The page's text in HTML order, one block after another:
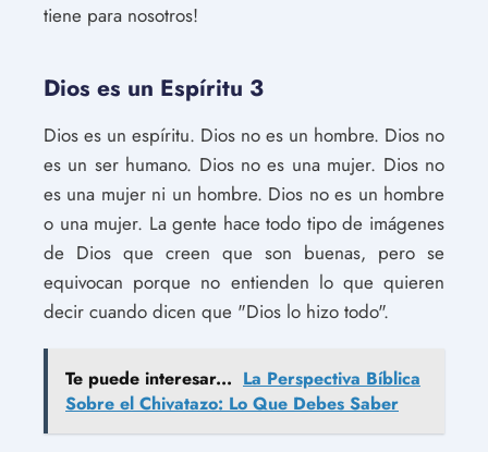
tiene para nosotros!
Dios es un Espíritu 3
Dios es un espíritu. Dios no es un hombre. Dios no
es un ser humano. Dios no es una mujer. Dios no
es una mujer ni un hombre. Dios no es un hombre
o una mujer. La gente hace todo tipo de imágenes
de Dios que creen que son buenas, pero se
equivocan porque no entienden lo que quieren
decir cuando dicen que "Dios lo hizo todo".
Te puede interesar... La Perspectiva Bíblica
Sobre el Chivatazo: Lo Que Debes Saber